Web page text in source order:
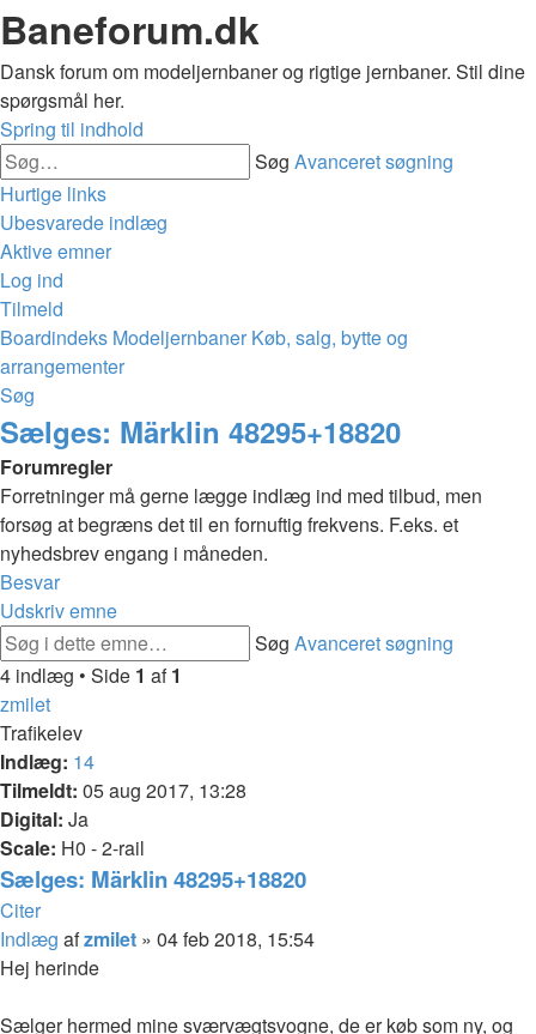
Baneforum.dk
Dansk forum om modeljernbaner og rigtige jernbaner. Stil dine
spørgsmål her.
Spring til indhold
Søg Avanceret søgning
Hurtige links
Ubesvarede indlæg
Aktive emner
Log ind
Tilmeld
Boardindeks Modeljernbaner Køb, salg, bytte og
arrangementer
Søg
Sælges: Märklin 48295+18820
Forumregler
Forretninger må gerne lægge indlæg ind med tilbud, men
forsøg at begræns det til en fornuftig frekvens. F.eks. et
nyhedsbrev engang i måneden.
Besvar
Udskriv emne
Søg Avanceret søgning
4 indlæg • Side 1 af1
zmilet
Trafikelev
Indlæg: 14
Tilmeldt: 05 aug 2017, 13:28
Digital: Ja
Scale: H0 - 2-rail
Sælges: Märklin 48295+18820
Citer
Indlæg afzmilet » 04 feb 2018, 15:54
Hej herinde
Sælger hermed mine sværvægtsvogne, de er køb som ny, og